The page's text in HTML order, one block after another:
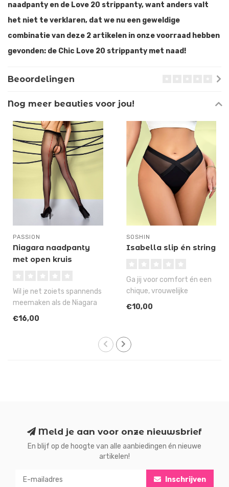
naadpanty en de Love 20 strippanty, want anders valt
het niet te verklaren, dat we nu een geweldige
combinatie van deze 2 artikelen in onze voorraad hebben
gevonden: de Chic Love 20 strippanty met naad!
Beoordelingen
Nog meer beauties voor jou!
PASSION
Niagara naadpanty
met open kruis
Wil je net zoiets spannends
meemaken als de Niagara
Falls watervallen, maar heb
€16,00
SOSHIN
Isabella slip én string
Ga jij voor comfort én een
chique, vrouwelijke
uitstraling, dan moet je
€10,00
Meld je aan voor onze nieuwsbrief
En blijf op de hoogte van alle aanbiedingen én nieuwe
artikelen!
Inschrijven